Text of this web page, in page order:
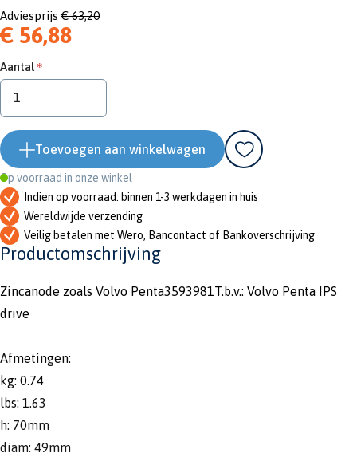
Adviesprijs € 63,20
€ 56,88
Aantal
Toevoegen aan winkelwagen
Op voorraad in onze winkel
Indien op voorraad: binnen 1-3 werkdagen in huis
Wereldwijde verzending
Veilig betalen met Wero, Bancontact of Bankoverschrijving
Productomschrijving
Zincanode zoals Volvo Penta3593981T.b.v.: Volvo Penta IPS
drive
Afmetingen:
kg: 0.74
lbs: 1.63
h: 70mm
diam: 49mm